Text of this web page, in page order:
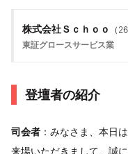
株式会社Ｓｃｈｏｏ （
東証グロースサービス業
登壇者の紹介
司会者 ：みなさま、本日
来場いただきまして、誠